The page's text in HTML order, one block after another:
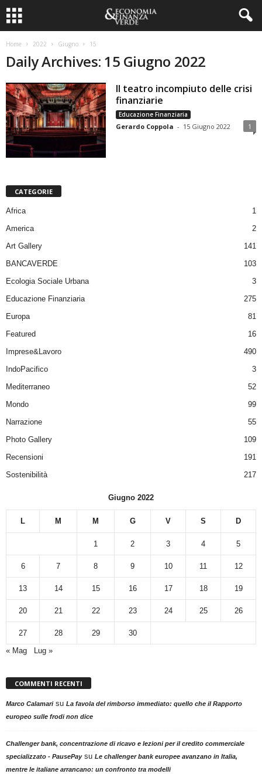
Home 2022 Giugno 15
Daily Archives: 15 Giugno 2022
Il teatro incompiuto delle crisi
finanziarie
Educazione Finanziaria
Gerardo Coppola - 15 Giugno 2022 1
CATEGORIE
Africa
1
America
2
Art Gallery
141
BANCAVERDE
103
Ecologia Sociale Urbana
3
Educazione Finanziaria
275
Europa
81
Featured
16
Imprese&Lavoro
490
IndoPacifico
3
Mediterraneo
52
Mondo
99
Narrazione
55
Photo Gallery
109
Recensioni
191
Sostenibilità
217
Giugno 2022
L M M G V S D
1 2 3 4 5
6 7 8 9 10 11 12
13 14 15 16 17 18 19
20 21 22 23 24 25 26
27 28 29
30
« Mag
Lug »
COMMENTI RECENTI
Marco Calamarisu La favola del rimborso immediato: quello che il Rapporto
europeo sulle frodi non dice
Challenger bank, concentrazione di ricavo e lezioni per il credito commerciale
specializzato - PausePaysu Le challenger bank europee avanzano in Italia,
mentre le italiane arrancano: un confronto tra modelli